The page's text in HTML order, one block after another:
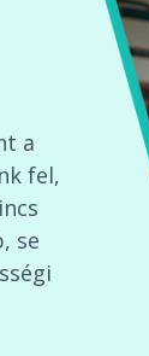
a
fel,
se